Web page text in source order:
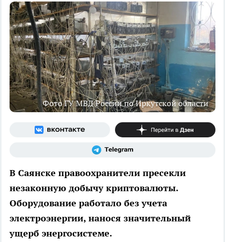
Фото ГУ МВД России по Иркутской области
В Саянске правоохранители пресекли
незаконную добычу криптовалюты.
Оборудование работало без учета
электроэнергии, нанося значительный
ущерб энергосистеме.